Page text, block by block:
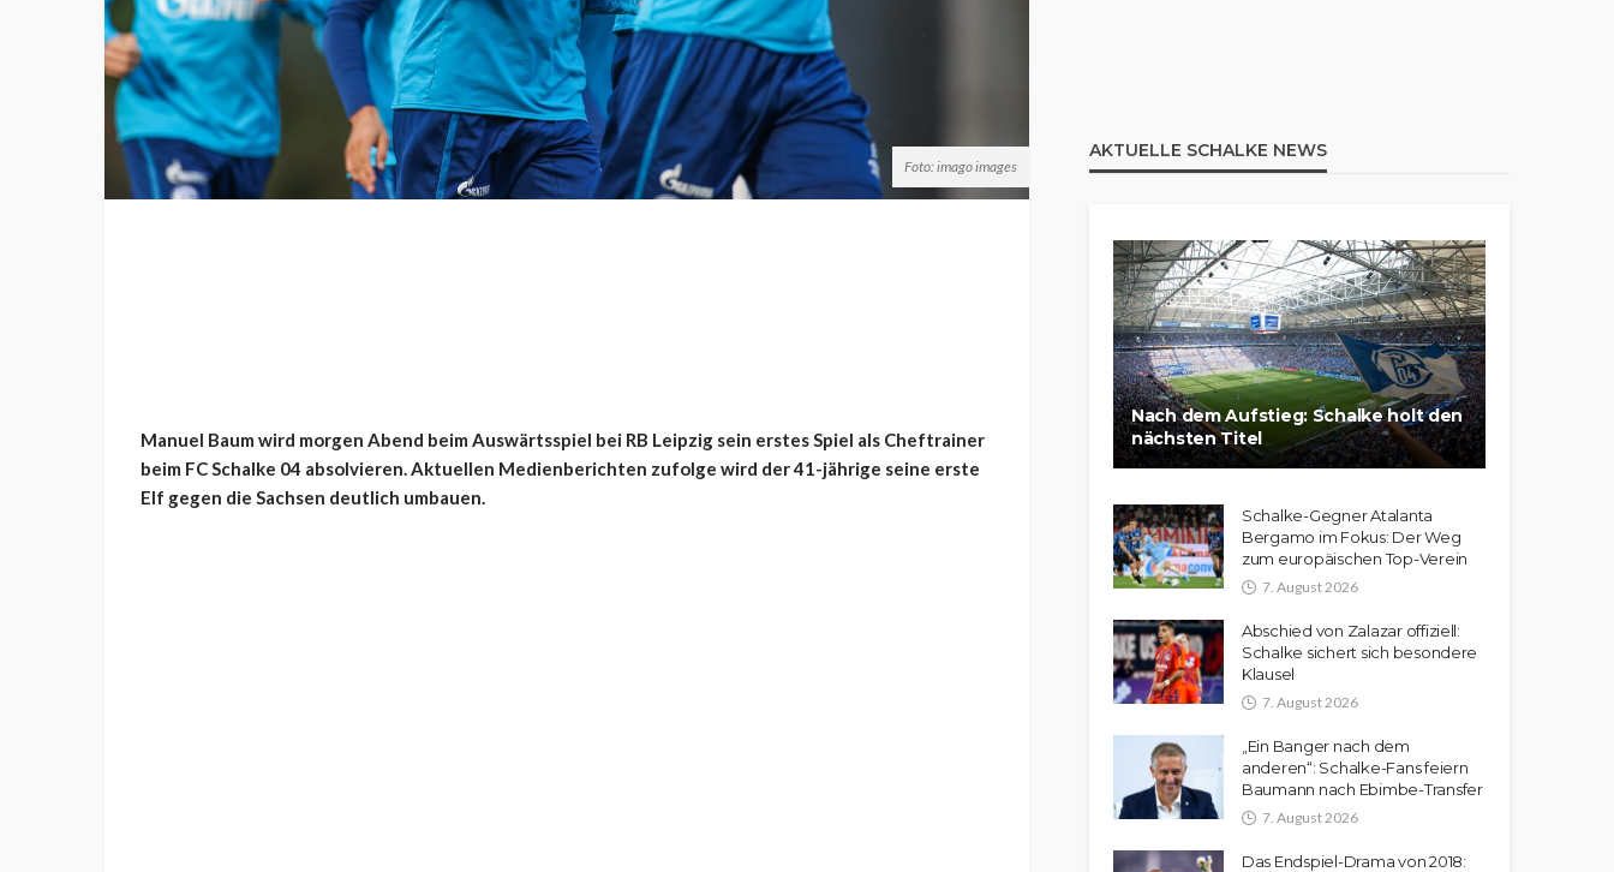
Foto: imago images
Manuel Baum wird morgen Abend beim Auswärtsspiel bei RB Leipzig sein erstes Spiel als Cheftrainer
beim FC Schalke 04 absolvieren. Aktuellen Medienberichten zufolge wird der 41-jährige seine erste
Elf gegen die Sachsen deutlich umbauen.
AKTUELLE SCHALKE NEWS
Nach dem Aufstieg: Schalke holt den
nächsten Titel
Schalke-Gegner Atalanta
Bergamo im Fokus: Der Weg
zum europäischen Top-Verein
7. August 2026
Abschied von Zalazar offiziell:
Schalke sichert sich besondere
Klausel
7. August 2026
„Ein Banger nach dem
anderen“: Schalke-Fans feiern
Baumann nach Ebimbe-Transfer
7. August 2026
Das Endspiel-Drama von 2018: